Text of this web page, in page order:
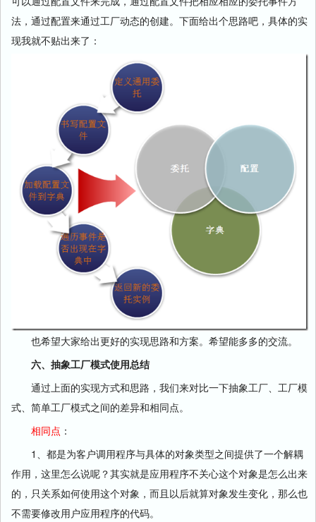
法，通过配置来通过工厂动态的创建。下面给出个思路吧，具体的实
现我就不贴出来了：
也希望大家给出更好的实现思路和方案。希望能多多的交流。
六、抽象工厂模式使用总结
通过上面的实现方式和思路，我们来对比一下抽象工厂、工厂模
式、简单工厂模式之间的差异和相同点。
相同点 ：
1、都是为客户调用程序与具体的对象类型之间提供了一个解耦
作用，这里怎么说呢？其实就是应用程序不关心这个对象是怎么出来
的，只关系如何使用这个对象，而且以后就算对象发生变化，那么也
不需要修改用户应用程序的代码。